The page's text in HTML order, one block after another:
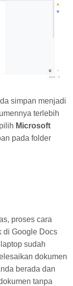
simpan menjadi
terlebih
Microsoft
pada folder
proses cara
di Google Docs
sudah
dokumen
berada dan
tanpa